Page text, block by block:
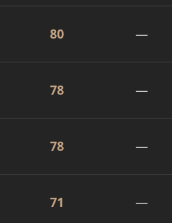
80 —
78 —
78 —
71 —